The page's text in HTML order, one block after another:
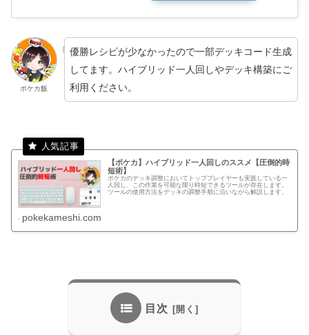
ポケカ飯
優勝レシピが少なかったので一部デッキコード生成
してます。ハイブリッド一人回しやデッキ構築にご
利用ください。
【ポケカ】ハイブリッド一人回しのススメ【圧倒的時
短術】
ポケカのデッキ調整においてトッププレイヤーも実践している一
人回し、この作業を可能な限り時短できるツールが存在します。
ツールの使用方法をデッキの調整手順に沿いながら解説します。
pokekameshi.com
目次